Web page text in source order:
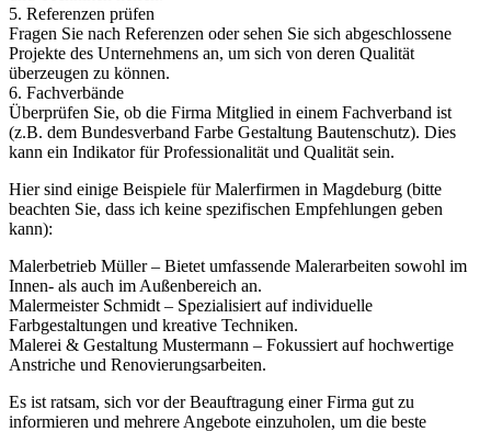
5. Referenzen prüfen
Fragen Sie nach Referenzen oder sehen Sie sich abgeschlossene
Projekte des Unternehmens an, um sich von deren Qualität
überzeugen zu können.
6. Fachverbände
Überprüfen Sie, ob die Firma Mitglied in einem Fachverband ist
(z.B. dem Bundesverband Farbe Gestaltung Bautenschutz). Dies
kann ein Indikator für Professionalität und Qualität sein.
Hier sind einige Beispiele für Malerfirmen in Magdeburg (bitte
beachten Sie, dass ich keine spezifischen Empfehlungen geben
kann):
Malerbetrieb Müller – Bietet umfassende Malerarbeiten sowohl im
Innen- als auch im Außenbereich an.
Malermeister Schmidt – Spezialisiert auf individuelle
Farbgestaltungen und kreative Techniken.
Malerei & Gestaltung Mustermann – Fokussiert auf hochwertige
Anstriche und Renovierungsarbeiten.
Es ist ratsam, sich vor der Beauftragung einer Firma gut zu
informieren und mehrere Angebote einzuholen, um die beste